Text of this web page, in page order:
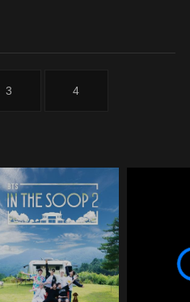
來的提議，讓他們踏上
3 4